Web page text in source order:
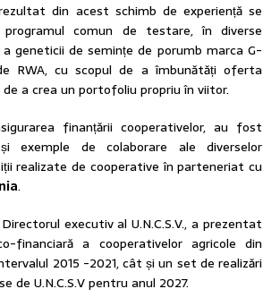
din acest schimb de experiență se
programul comun de testare, în diverse
geneticii de semințe de porumb marca G-
RWA, cu scopul de a îmbunătăți oferta
a crea un portofoliu propriu în viitor.
finanțării cooperativelor, au fost
exemple de colaborare ale diverselor
realizate de cooperative în parteneriat cu
.
executiv al U.N.C.S.V., a prezentat
financiară a cooperativelor agricole din
2015 -2021, cât și un set de realizări
de U.N.C.S.V pentru anul 2027.